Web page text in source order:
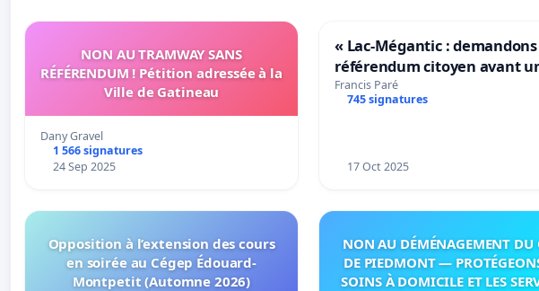
NON AU TRAMWAY SANS
RÉFÉRENDUM ! Pétition adressée à la
Ville de Gatineau
Dany Gravel
1 566 signatures
24 Sep 2025
« Lac-Mégantic :
référendum citoyen avant
transformation irréversible de
notre territoire »
Francis Paré
745 signatures
17 Oct 2025
Opposition à l’extension des cours
en soirée au Cégep Édouard-
Montpetit (Automne 2026)
NON AU DÉMÉNAGEMENT DU
DE PIEDMONT —
SOINS À DOMICILE ET LES